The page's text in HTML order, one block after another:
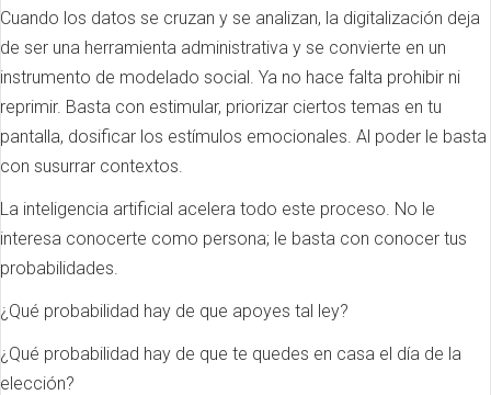
Cuando los datos se cruzan y se analizan, la digitalización deja
de ser una herramienta administrativa y se convierte en un
instrumento de modelado social. Ya no hace falta prohibir ni
reprimir. Basta con estimular, priorizar ciertos temas en tu
pantalla, dosificar los estímulos emocionales. Al poder le basta
con susurrar contextos.
La inteligencia artificial acelera todo este proceso. No le
interesa conocerte como persona; le basta con conocer tus
probabilidades.
¿Qué probabilidad hay de que apoyes tal ley?
¿Qué probabilidad hay de que te quedes en casa el día de la
elección?